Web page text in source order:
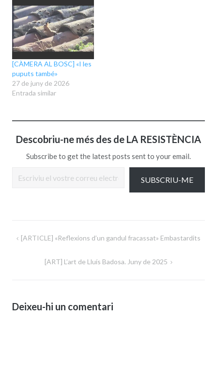
[CÀMERA AL BOSC] «I les
puputs també»
27 de juny de 2026
Entrada similar
Descobriu-ne més des de LA RESISTÈNCIA
Subscribe to get the latest posts sent to your email.
SUBSCRIU-ME
Navegació
[ARTICLE] «Reflexions d’un gandul fracassat» Embastardits
[ART] L’art de Lluís Badosa. Juny de 2025
Deixeu-hi un comentari